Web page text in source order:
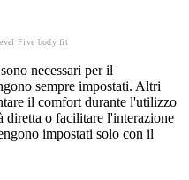
Five body fit
necessari per il
sempre impostati. Altri
il comfort durante l'utilizzo
diretta o facilitare l'interazione
impostati solo con il